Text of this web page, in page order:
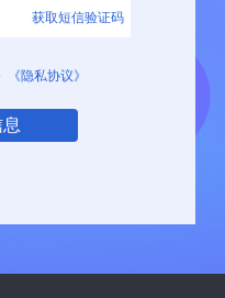
获取短信验证码
《隐私协议》